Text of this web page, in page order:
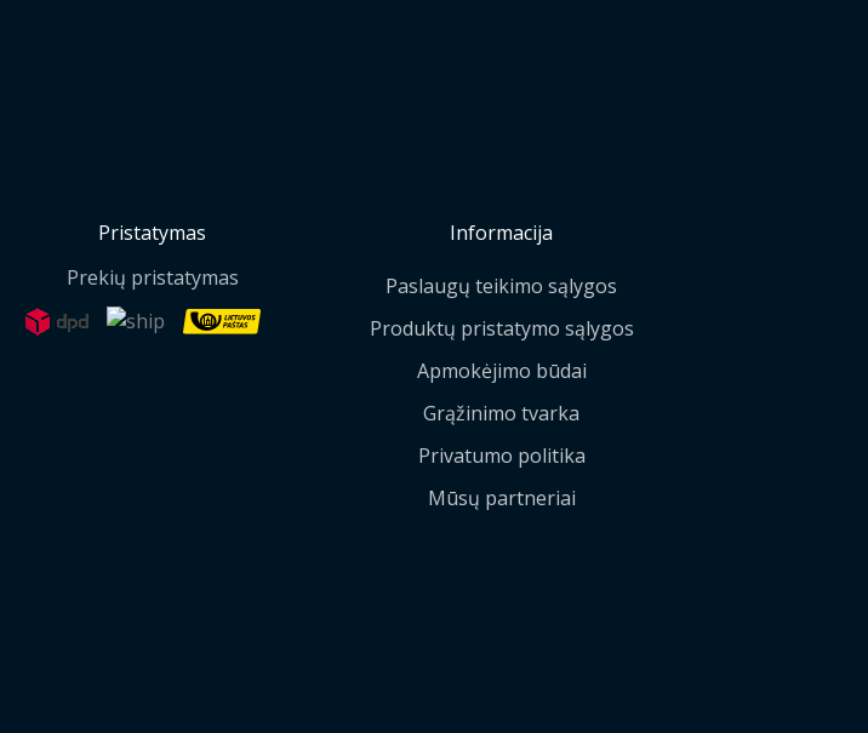
Pristatymas
Prekių pristatymas
Informacija
Paslaugų teikimo sąlygos
Produktų pristatymo sąlygos
Apmokėjimo būdai
Grąžinimo tvarka
Privatumo politika
Mūsų partneriai